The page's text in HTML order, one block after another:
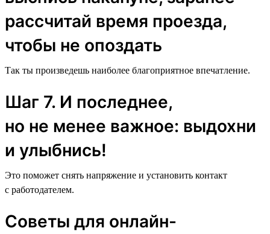
рассчитай время проезда,
чтобы не опоздать
Так ты произведешь наиболее благоприятное впечатление.
Шаг 7. И последнее,
но не менее важное: выдохни
и улыбнись!
Это поможет снять напряжение и установить контакт
с работодателем.
Советы для онлайн-